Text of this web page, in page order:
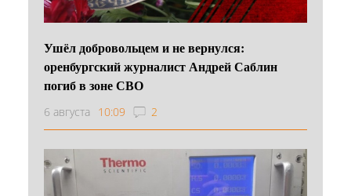
Ушёл добровольцем и не вернулся:
оренбургский журналист Андрей Саблин
погиб в зоне СВО
6 августа 10:09 2